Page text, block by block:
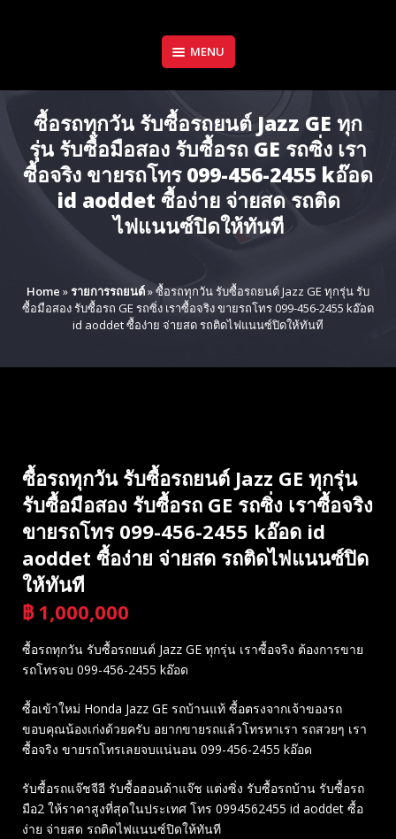
MENU
ซื้อรถทุกวัน รับซื้อรถยนต์ Jazz GE ทุก
รุ่น รับซื้อมือสอง รับซื้อรถ GE รถซิ่ง เรา
ซื้อจริง ขายรถโทร 099-456-2455 kอ๊อด
id aoddet ซื้อง่าย จ่ายสด รถติด
ไฟแนนซ์ปิดให้ทันที
Home »รายการรถยนต์»ซื้อรถทุกวัน รับซื้อรถยนต์ Jazz GE ทุกรุ่น รับ
ซื้อมือสอง รับซื้อรถ GE รถซิ่ง เราซื้อจริง ขายรถโทร 099-456-2455 kอ๊อด
id aoddet ซื้อง่าย จ่ายสด รถติดไฟแนนซ์ปิดให้ทันที
ซื้อรถทุกวัน รับซื้อรถยนต์ Jazz GE ทุกรุ่น
รับซื้อมือสอง รับซื้อรถ GE รถซิ่ง เราซื้อจริง
ขายรถโทร 099-456-2455 kอ๊อด id
aoddet ซื้อง่าย จ่ายสด รถติดไฟแนนซ์ปิด
ให้ทันที
฿ 1,000,000
ซื้อรถทุกวัน รับซื้อรถยนต์ Jazz GE ทุกรุ่น เราซื้อจริง ต้องการขาย
รถโทรจบ 099-456-2455 kอ๊อด
ซื้อเข้าใหม่ Honda Jazz GE รถบ้านแท้ ซื้อตรงจากเจ้าของรถ
ขอบคุณน้องเก่งด้วยครับ อยากขายรถแล้วโทรหาเรา รถสวยๆ เรา
ซื้อจริง ขายรถโทรเลยจบแน่นอน 099-456-2455 kอ๊อด
รับซื้อรถแจ๊ชจีอี รับซื้อฮอนด้าแจ๊ช แต่งซิ่ง รับซื้อรถบ้าน รับซื้อรถ
มือ2 ให้ราคาสูงที่สุดในประเทศ โทร 0994562455 id aoddet ซื้อ
ง่าย จ่ายสด รถติดไฟแนนซ์ปิดให้ทันที